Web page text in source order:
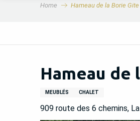
Home Hameau de la Borie
Hameau
MEUBLÉS CHALET
909 route des 6 chemins,